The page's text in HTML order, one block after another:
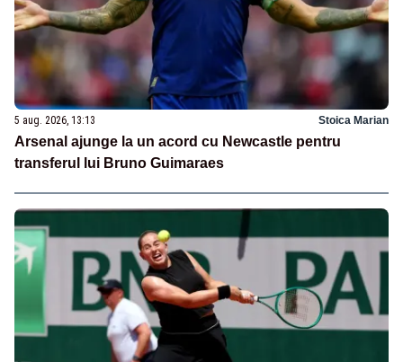
5 aug. 2026, 13:13 Stoica Marian
Arsenal ajunge la un acord cu Newcastle pentru
transferul lui Bruno Guimaraes